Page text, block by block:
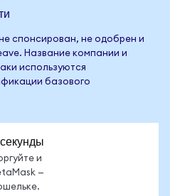
спонсирован, не одобрен и
Название компании и
используются
базового
и
—